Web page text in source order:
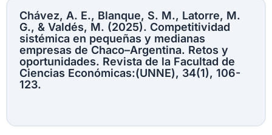
Chávez, A. E., Blanque, S. M., Latorre, M.
G., & Valdés, M. (2025). Competitividad
sistémica en pequeñas y medianas
empresas de Chaco–Argentina. Retos y
oportunidades. Revista de la Facultad de
Ciencias Económicas:(UNNE), 34(1), 106-
123.